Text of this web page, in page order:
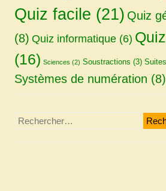
Quiz facile (21) Quiz
(8) Quiz informatique (6)
(16) Sciences (2) Soustractions (3)
Systèmes de numération (8)
Rechercher :